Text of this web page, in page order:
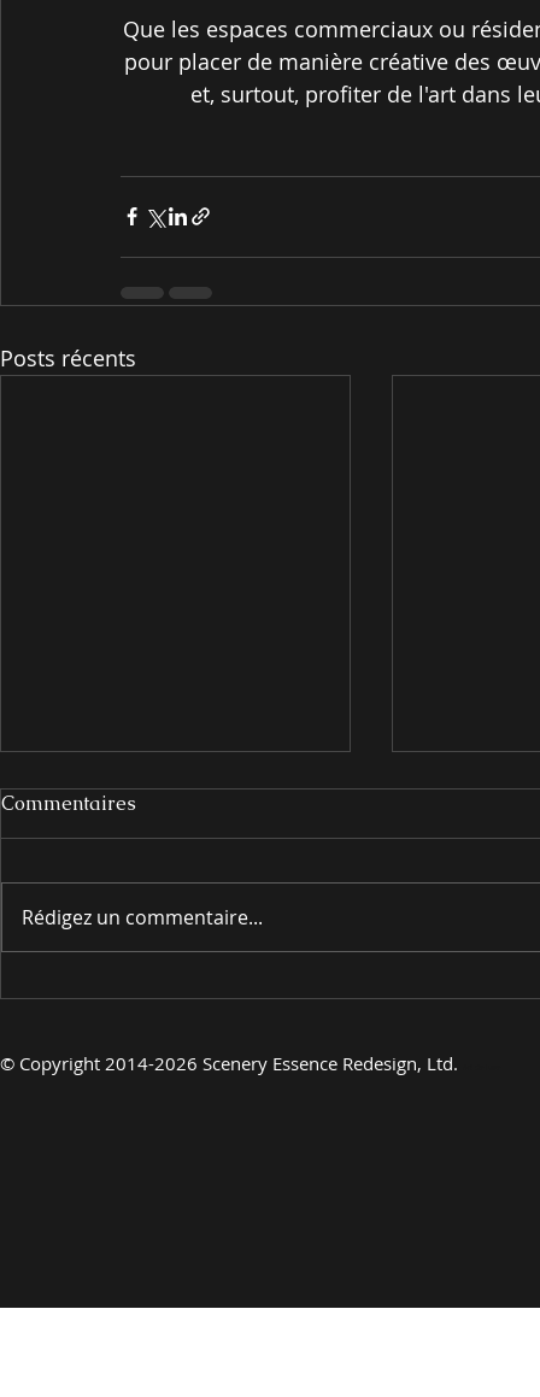
Que les espaces commerciaux ou
pour placer de manière créative des
et, surtout, profiter de l'art dans
Posts récents
EN PRÉSENTANT
Commentaires
Rédigez un commentaire...
© Copyright 2014-2026 Scenery Essence Redesign, Ltd.